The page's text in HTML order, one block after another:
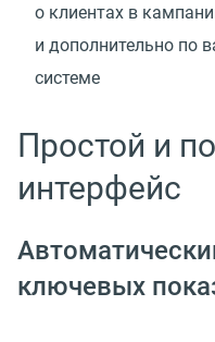
о клиентах в
и дополнительно по
системе
Простой и
интерфейс
ключевых